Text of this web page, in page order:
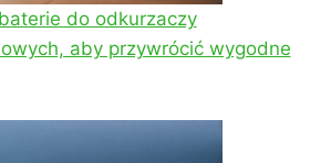
do odkurzaczy
aby przywrócić wygodne